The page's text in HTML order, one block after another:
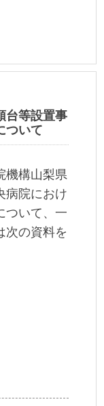
台等設置事
ついて
機構山梨県
病院におけ
ついて、一
次の資料を